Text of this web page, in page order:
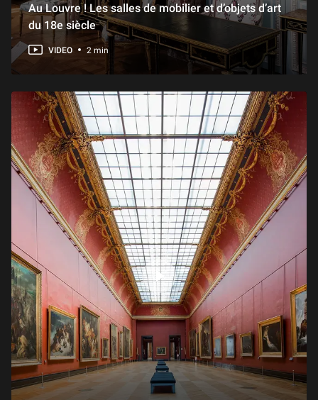
Au Louvre ! Les salles de mobilier et d’objets d’art
du 18e siècle
VIDEO 2 min